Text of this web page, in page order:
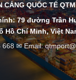
CẢNG QUỐC TẾ QTM
79 đường Trần
Hồ Chí Minh, Việt
✉ Email: